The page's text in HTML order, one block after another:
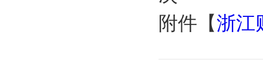
附件【浙江